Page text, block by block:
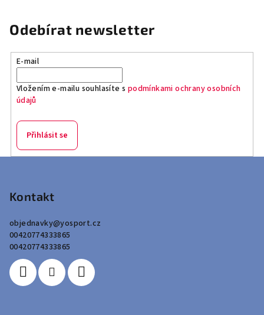
Odebírat newsletter
E-mail
Vložením e-mailu souhlasíte s podmínkami ochrany osobních
údajů
Přihlásit se
Kontakt
objednavky@yosport.cz
00420774333865
00420774333865